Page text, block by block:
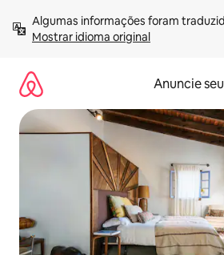
para
Mostrar idioma original
Anuncie